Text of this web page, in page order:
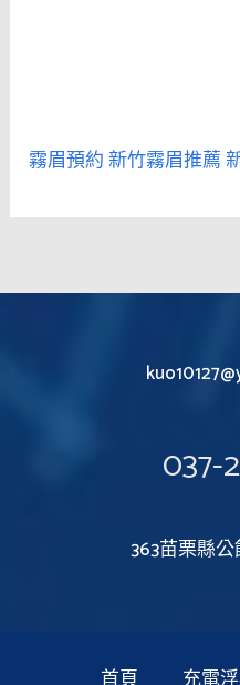
霧眉預約新竹霧眉推薦
037-
363苗栗縣